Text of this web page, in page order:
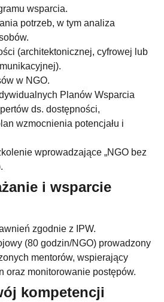
wsparcia.
potrzeb, w tym analiza
(architektonicznej, cyfrowej lub
w NGO.
Planów Wsparcia
ds. dostępności,
wzmocnienia potencjału i
wprowadzające „NGO bez
i wsparcie
zgodnie z IPW.
(80 godzin/NGO) prowadzony
mentorów, wspierający
oraz monitorowanie postępów.
kompetencji